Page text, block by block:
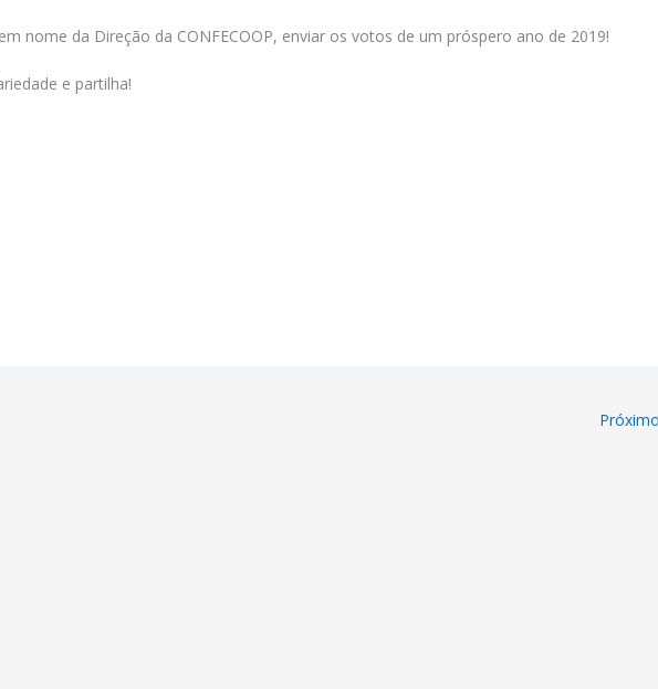
nome da Direção da CONFECOOP, enviar os votos de um próspero ano de 2019!
e partilha!
Próximo